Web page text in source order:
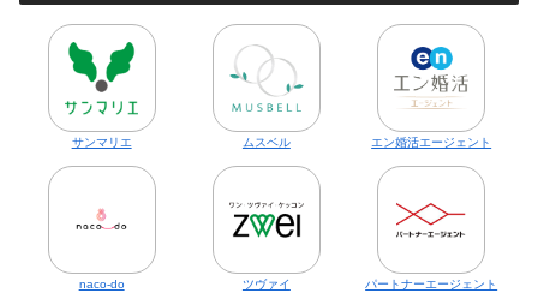
サンマリエ ムスベル エン婚活エージェント
naco-do ツヴァイ パートナーエージェント